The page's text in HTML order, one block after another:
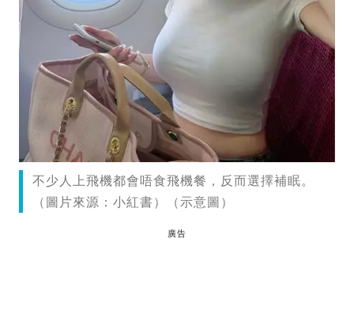
不少人上飛機都會唔食飛機餐，反而選擇補眠。
（圖片來源：小紅書）（示意圖）
廣告